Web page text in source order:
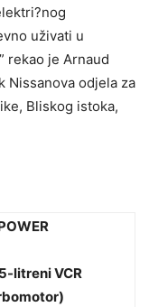
uživati u
rekao je Arnaud
Nissanova odjela za
Bliskog istoka,
litreni VCR